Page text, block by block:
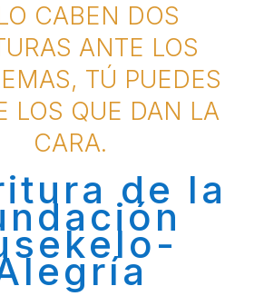
CABEN DOS
ANTE LOS
TÚ PUEDES
LOS QUE DAN LA
CARA.
de la